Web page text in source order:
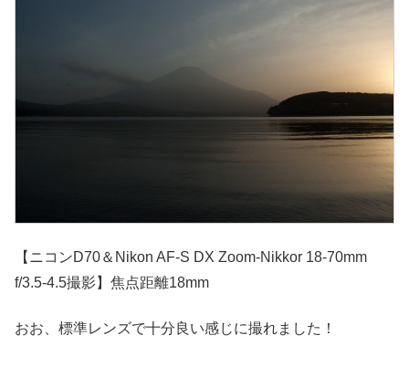
【ニコンD70＆Nikon AF-S DX Zoom-Nikkor 18-70mm
f/3.5-4.5撮影】焦点距離18mm
おお、標準レンズで十分良い感じに撮れました！